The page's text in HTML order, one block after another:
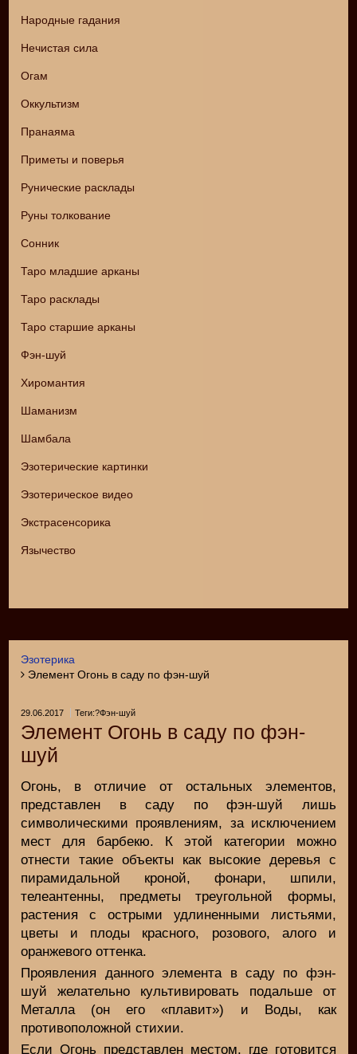
Народные гадания
Нечистая сила
Огам
Оккультизм
Пранаяма
Приметы и поверья
Рунические расклады
Руны толкование
Сонник
Таро младшие арканы
Таро расклады
Таро старшие арканы
Фэн-шуй
Хиромантия
Шаманизм
Шамбала
Эзотерические картинки
Эзотерическое видео
Экстрасенсорика
Язычество
Эзотерика
Элемент Огонь в саду по фэн-шуй
29.06.2017 Теги:?Фэн-шуй
Элемент Огонь в саду по фэн-
шуй
Огонь, в отличие от остальных элементов,
представлен в саду по фэн-шуй лишь
символическими проявлениям, за исключением
мест для барбекю. К этой категории можно
отнести такие объекты как высокие деревья с
пирамидальной кроной, фонари, шпили,
телеантенны, предметы треугольной формы,
растения с острыми удлиненными листьями,
цветы и плоды красного, розового, алого и
оранжевого оттенка.
Проявления данного элемента в саду по фэн-
шуй желательно культивировать подальше от
Металла (он его «плавит») и Воды, как
противоположной стихии.
Если Огонь представлен местом, где готовится